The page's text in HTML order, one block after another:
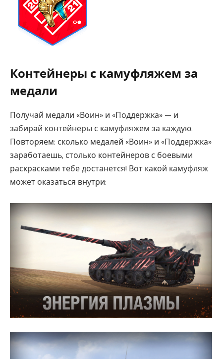
Контейнеры с камуфляжем за
медали
Получай медали «Воин» и «Поддержка» — и
забирай контейнеры с камуфляжем за каждую.
Повторяем: сколько медалей «Воин» и «Поддержка»
заработаешь, столько контейнеров с боевыми
раскрасками тебе достанется! Вот какой камуфляж
может оказаться внутри: